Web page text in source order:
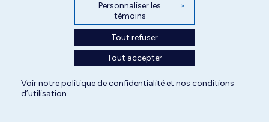
Personnaliser les
témoins
>
Tout refuser
Tout accepter
Voir notrepolitique de confidentialitéet nos conditions
d’utilisation.